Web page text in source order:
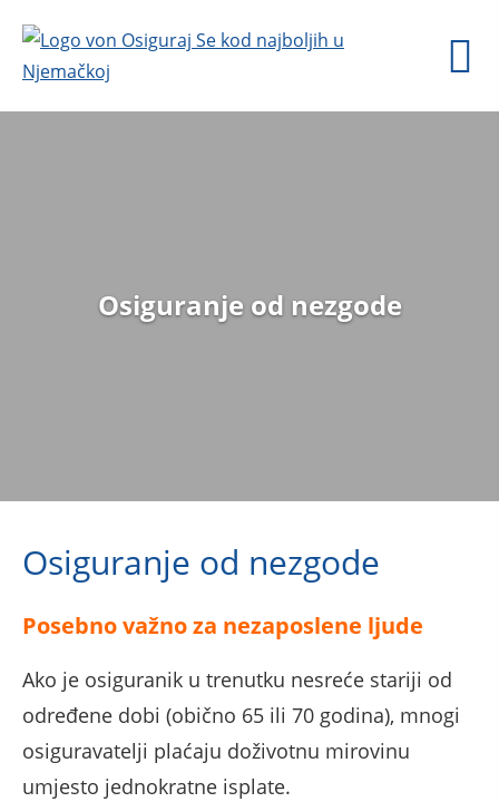
Osiguranje od nezgode
Osiguranje od nezgode
Posebno važno za nezaposlene ljude
Ako je osiguranik u trenutku nesreće stariji od
određene dobi (obično 65 ili 70 godina), mnogi
osiguravatelji plaćaju doživotnu mirovinu
umjesto jednokratne isplate.